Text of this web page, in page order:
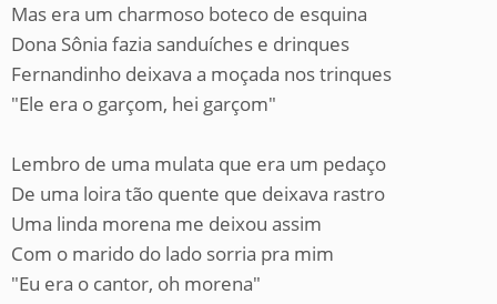
Mas era um charmoso boteco de esquina
Dona Sônia fazia sanduíches e drinques
Fernandinho deixava a moçada nos trinques
"Ele era o garçom, hei garçom"
Lembro de uma mulata que era um pedaço
De uma loira tão quente que deixava rastro
Uma linda morena me deixou assim
Com o marido do lado sorria pra mim
"Eu era o cantor, oh morena"